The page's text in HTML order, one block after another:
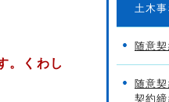
。くわし
土木事
随意
随意契
契約